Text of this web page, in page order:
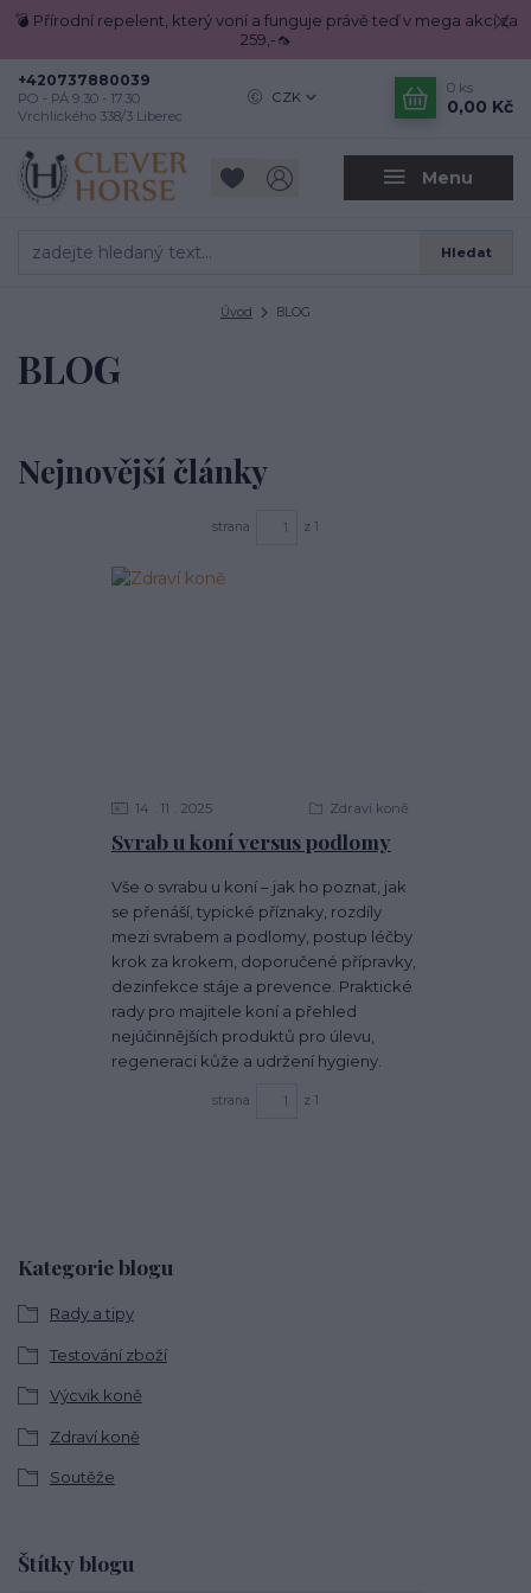
💣 Přírodní repelent, který voní a funguje právě teď v mega akci za
259,-🦟
Menu
CZK
Hledat
+420737880039
PO - PÁ 9.30 - 17.30
Vrchlického 338/3 Liberec
0 ks
0,00 Kč
Úvod BLOG
Kategorie blogu
Rady a tipy
Testování zboží
Výcvik koně
Zdraví koně
Soutěže
Štítky blogu
BLOG
Nejnovější články
strana z 1
Svrab u koní versus podlomy
14 11 2025 Zdraví koně
Vše o svrabu u koní – jak ho poznat, jak
se přenáší, typické příznaky, rozdíly
mezi svrabem a podlomy, postup léčby
krok za krokem, doporučené přípravky,
dezinfekce stáje a prevence. Praktické
rady pro majitele koní a přehled
nejúčinnějších produktů pro úlevu,
regeneraci kůže a udržení hygieny.
strana z 1